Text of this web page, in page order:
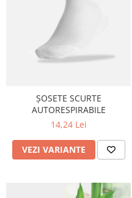
ȘOSETE SCURTE
AUTORESPIRABILE
14,24 Lei
VEZI VARIANTE